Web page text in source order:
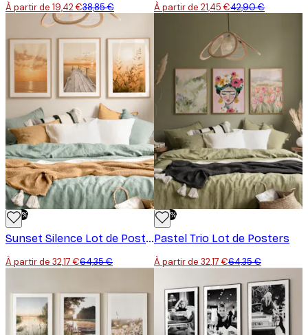
À partir de 19,42 €38,85 € À partir de 21,45 €42,90 €
-50%
Sunset Silence Lot de Posters
À partir de 32,17 €64,35 €
-50%
Pastel Trio Lot de Posters
À partir de 32,17 €64,35 €